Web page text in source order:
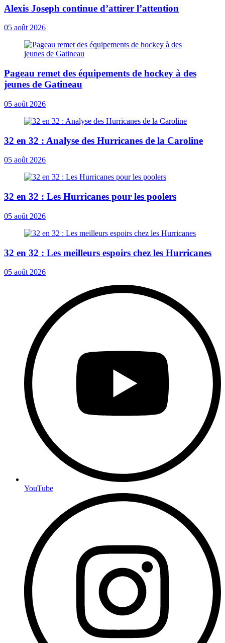
Alexis Joseph continue d’attirer l’attention
05 août 2026
Pageau remet des équipements de hockey à des
jeunes de Gatineau
05 août 2026
32 en 32 : Analyse des Hurricanes de la Caroline
05 août 2026
32 en 32 : Les Hurricanes pour les poolers
05 août 2026
32 en 32 : Les meilleurs espoirs chez les Hurricanes
05 août 2026
YouTube